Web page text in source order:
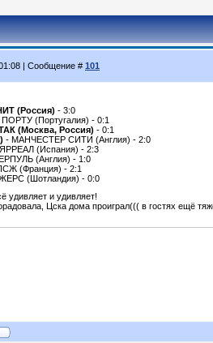
| Сообщение # 101
(Россия) - 3:0
ПОРТУ (Португалия) - 0:1
(Москва, Россия) - 0:1
- МАНЧЕСТЕР СИТИ (Англия) - 2:0
(Испания) - 2:3
(Англия) - 1:0
(Франция) - 2:1
(Шотландия) - 0:0
удивляет и удивляет!
Цска дома проиграл((( в гостях ещё